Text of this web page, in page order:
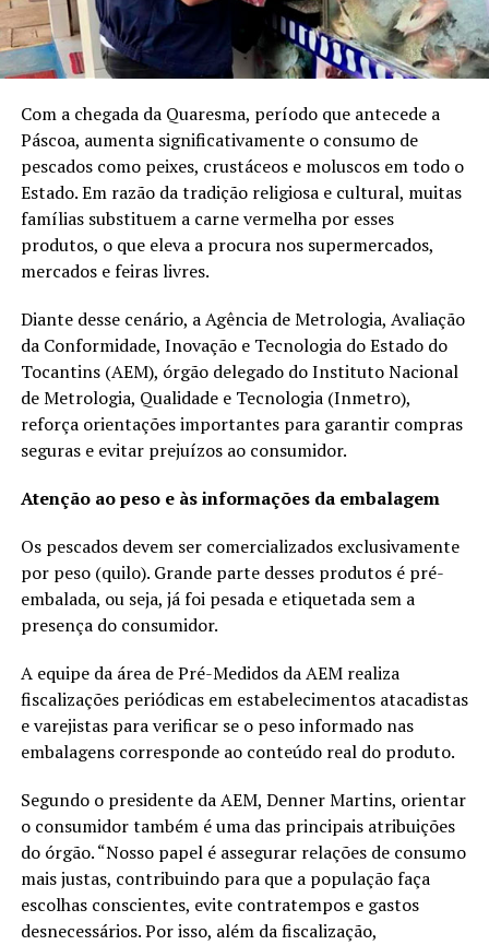
Com a chegada da Quaresma, período que antecede a
Páscoa, aumenta significativamente o consumo de
pescados como peixes, crustáceos e moluscos em todo o
Estado. Em razão da tradição religiosa e cultural, muitas
famílias substituem a carne vermelha por esses
produtos, o que eleva a procura nos supermercados,
mercados e feiras livres.
Diante desse cenário, a Agência de Metrologia, Avaliação
da Conformidade, Inovação e Tecnologia do Estado do
Tocantins (AEM), órgão delegado do Instituto Nacional
de Metrologia, Qualidade e Tecnologia (Inmetro),
reforça orientações importantes para garantir compras
seguras e evitar prejuízos ao consumidor.
Atenção ao peso e às informações da embalagem
Os pescados devem ser comercializados exclusivamente
por peso (quilo). Grande parte desses produtos é pré-
embalada, ou seja, já foi pesada e etiquetada sem a
presença do consumidor.
A equipe da área de Pré-Medidos da AEM realiza
fiscalizações periódicas em estabelecimentos atacadistas
e varejistas para verificar se o peso informado nas
embalagens corresponde ao conteúdo real do produto.
Segundo o presidente da AEM, Denner Martins, orientar
o consumidor também é uma das principais atribuições
do órgão. “Nosso papel é assegurar relações de consumo
mais justas, contribuindo para que a população faça
escolhas conscientes, evite contratempos e gastos
desnecessários. Por isso, além da fiscalização,